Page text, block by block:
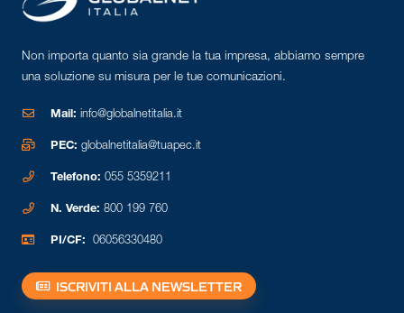
Non importa quanto sia grande la tua impresa, abbiamo sempre
una soluzione su misura per le tue comunicazioni.
Mail: info@globalnetitalia.it
PEC: globalnetitalia@tuapec.it
Telefono: 055 5359211
N. Verde: 800 199 760
PI/CF: 06056330480
ISCRIVITI ALLA NEWSLETTER